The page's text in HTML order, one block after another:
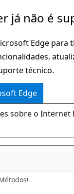
já não é
Edge para
técnico.
Edge
sobre o Internet